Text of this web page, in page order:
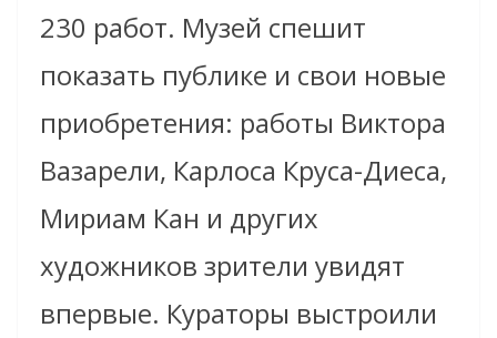
230 работ. Музей спешит
показать публике и свои новые
приобретения: работы Виктора
Вазарели, Карлоса Круса-Диеса,
Мириам Кан и других
художников зрители увидят
впервые. Кураторы выстроили